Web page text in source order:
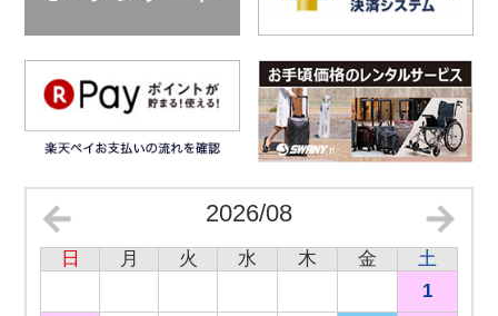
2026/08
日 月 火 水 木 金
土
1